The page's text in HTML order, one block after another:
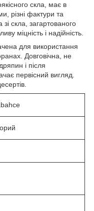
скла, має в
різні фактури та
зі скла, загартованого
міцність і надійність.
для використання
Довговічна, не
і після
первісний вигляд.